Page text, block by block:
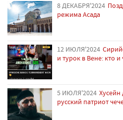
8 ДЕКАБРЯ'2024
режима Асада
12 ИЮЛЯ'2024
и турок в Вене: кто и
5 ИЮЛЯ'2024
русский патриот